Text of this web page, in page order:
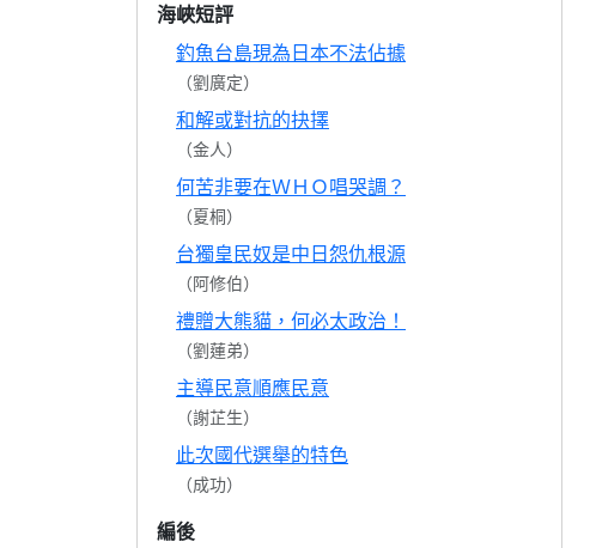
海峽短評
釣魚台島現為日本不法佔據
（劉廣定）
和解或對抗的抉擇
（金人）
何苦非要在ＷＨＯ唱哭調？
（夏桐）
台獨皇民奴是中日怨仇根源
（阿修伯）
禮贈大熊貓，何必太政治！
（劉蓮弟）
主導民意順應民意
（謝芷生）
此次國代選舉的特色
（成功）
編後